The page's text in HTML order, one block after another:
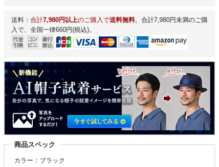
送料： 合計7,980円以上のご購入で送料無料。合計7,980円未満のご購
入で、全国一律660円(税込)。
商品スペック
カラー：ブラック